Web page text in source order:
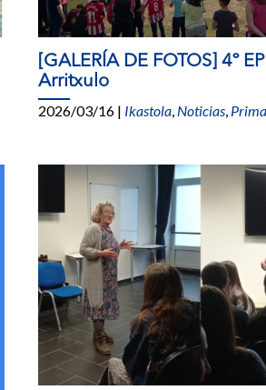
[GALERÍA DE FOTOS] 4º
Arritxulo
2026/03/16 | Ikastola, Noticias,